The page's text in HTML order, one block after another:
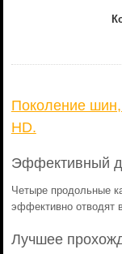
Поколение
HD.
Эффективный
Четыре продольные
эффективно отводят
Лучшее